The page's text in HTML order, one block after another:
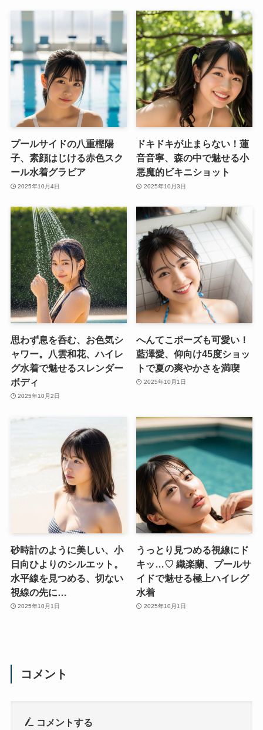
プールサイドの八重樫陽
子、素顔はじける赤色スク
ール水着グラビア
2025年10月4日
ドキドキが止まらない！蓮
音音寧、森の中で魅せる小
悪魔的ビキニショット
2025年10月3日
思わず息を呑む、お色気シ
ャワー。八雲和花、ハイレ
グ水着で魅せるスレンダー
ボディ
2025年10月2日
へんてこポーズも可愛い！
藍澤愛、仰向け45度ショッ
トで夏の爽やかさを満喫
2025年10月1日
砂時計のように美しい、小
日向ひよりのシルエット。
水平線を見つめる、切ない
視線の先に…
2025年10月1日
うっとり見つめる視線にド
キッ…♡ 織楽蘭、プールサ
イドで魅せる極上ハイレグ
水着
2025年10月1日
コメント
コメントする